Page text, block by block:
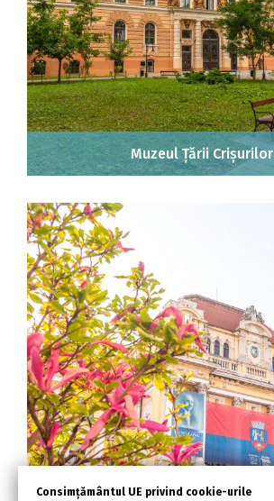
Consimțământul UE privind cookie-urile
Muzeul Țării Crișurilor